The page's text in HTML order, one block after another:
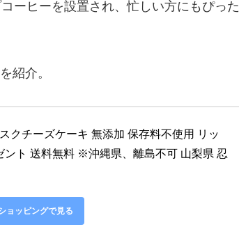
ーヒーを設置され、忙しい方にもぴった
紹介。
クチーズケーキ 無添加 保存料不使用 リッ
ント 送料無料 ※沖縄県、離島不可 山梨県 忍
ョッピングで見る